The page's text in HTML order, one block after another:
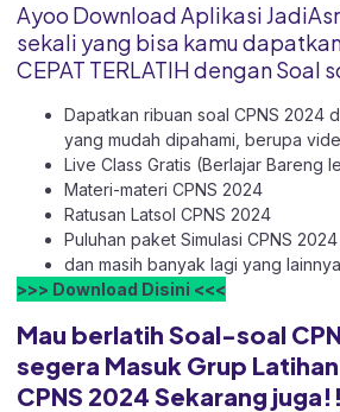
Ayoo Download Aplikasi
sekali yang bisa kamu
CEPAT TERLATIH dengan Soal
Dapatkan ribuan soal CPNS 2024
yang mudah dipahami, berupa
Live Class Gratis (Berlajar Bareng
Materi-materi CPNS 2024
Ratusan Latsol CPNS 2024
Puluhan paket Simulasi CPNS 2024
dan masih banyak lagi yang lainnya
>>> Download Disini <<<
Mau berlatih Soal-soal
segera Masuk Grup
CPNS 2024 Sekarang juga!!